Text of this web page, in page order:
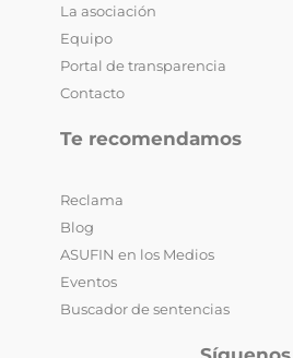
La asociación
Equipo
Portal de transparencia
Contacto
Te recomendamos
Reclama
Blog
ASUFIN en los Medios
Eventos
Buscador de sentencias